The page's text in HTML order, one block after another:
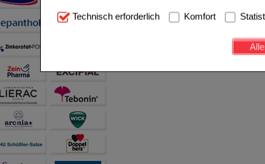
Technisch Notwendig: Hierbei handelt es sich um
notwendig sind (z.B. Navigation, Warenkorb,
Diese Cookies werden genutzt um das
beispielsweise für die Wiedererkennung des
Inhalte anzuzeigen und unser Partnerprogramm zu
Statistik & Tracking:
sammeln, mit deren Hilfe wir unsere Website
auch die Werbung auf Drittseiten möglichst
teilweise an Dritte wie z.B. Google oder soziale
Technisch erforderlich Komfort